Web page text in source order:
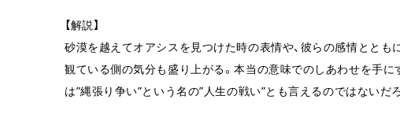
【解説】
砂漠を越えてオアシスを見つけた時の表情や、彼らの感情ととも
観ている側の気分も盛り上がる。本当の意味でのしあわせを手に
は”縄張り争い”という名の”人生の戦い”とも言えるのではないだ